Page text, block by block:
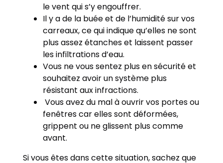
le vent qui s’y engouffrer.
Il y a de la buée et de l’humidité sur vos
carreaux, ce qui indique qu’elles ne sont
plus assez étanches et laissent passer
les infiltrations d’eau.
Vous ne vous sentez plus en sécurité et
souhaitez avoir un système plus
résistant aux infractions.
Vous avez du mal à ouvrir vos portes ou
fenêtres car elles sont déformées,
grippent ou ne glissent plus comme
avant.
Si vous êtes dans cette situation, sachez que